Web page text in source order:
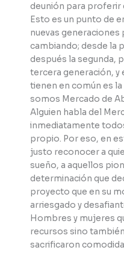
deunión para proferir
Esto es un punto de
nuevas generaciones
cambiando; desde la
después la segunda,
tercera generación, y
tienen en común es
somos Mercado de
Alguien habla del
inmediatamente
propio. Por eso, en
justo reconocer a
sueño, a aquellos
determinación que
proyecto que en su
arriesgado y
Hombres y mujeres
recursos sino
sacrificaron